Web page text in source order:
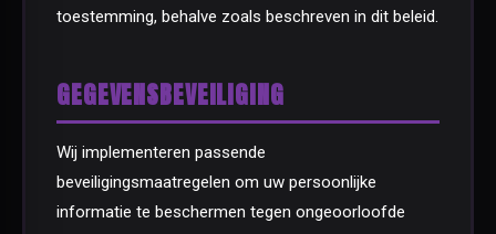
toestemming, behalve zoals beschreven in dit beleid.
GEGEVENSBEVEILIGING
Wij implementeren passende
beveiligingsmaatregelen om uw persoonlijke
informatie te beschermen tegen ongeoorloofde